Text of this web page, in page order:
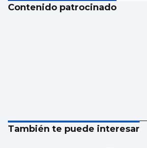
Contenido patrocinado
También te puede interesar